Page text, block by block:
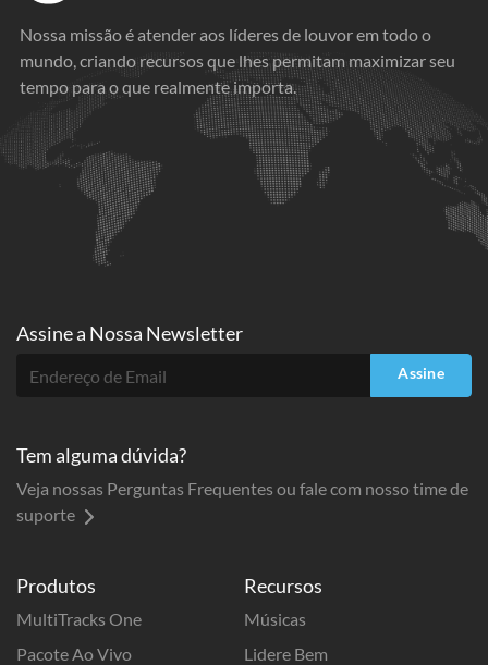
Nossa missão é atender aos líderes de louvor em todo o
mundo, criando recursos que lhes permitam maximizar seu
tempo para o que realmente importa.
Produtos
MultiTracks One
Pacote Ao Vivo
Recursos
Músicas
Lidere Bem
Assine a Nossa Newsletter
Assine
Tem alguma dúvida?
Veja nossas Perguntas Frequentes ou fale com nosso time de
suporte